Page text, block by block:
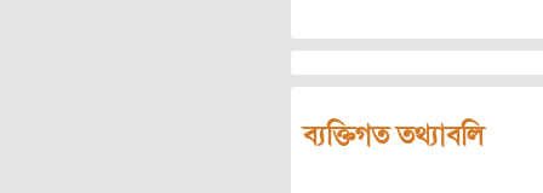
ব্যক্তিগত তথ্যাবলি